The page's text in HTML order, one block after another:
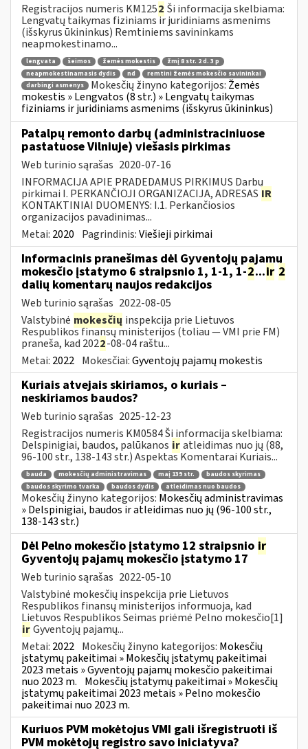
Registracijos numeris KM1252 Ši informacija skelbiama:
Lengvatų taikymas fiziniams ir juridiniams asmenims
(išskyrus ūkininkus) Remtiniems savininkams
neapmokestinamo...
lengvata šeimos žemės mokestis
žmį 8 str. 2 d. 3 p
neapmokestinamasis dydis
nd
remtini žemės mokesčio savininkai
darbingi asmenys
Mokesčių žinyno kategorijos: Žemės
mokestis » Lengvatos (8 str.) » Lengvatų taikymas
fiziniams ir juridiniams asmenims (išskyrus ūkininkus)
Patalpų remonto darbų (administraciniuose
pastatuose Vilniuje) viešasis pirkimas
Web turinio sąrašas 2020-07-16
INFORMACIJA APIE PRADEDAMUS PIRKIMUS Darbų
pirkimai I. PERKANČIOJI ORGANIZACIJA, ADRESAS IR
KONTAKTINIAI DUOMENYS: I.1. Perkančiosios
organizacijos pavadinimas...
Metai: 2020 Pagrindinis:Viešieji pirkimai
Informacinis pranešimas dėl Gyventojų pajamų
mokesčio įstatymo 6 straipsnio 1, 1-1, 1-2...ir 2
dalių komentarų naujos redakcijos
Web turinio sąrašas 2022-08-05
Valstybinė mokesčių inspekcija prie Lietuvos
Respublikos finansų ministerijos (toliau — VMI prie FM)
praneša, kad 2022-08-04 raštu...
Metai: 2022 Mokesčiai:Gyventojų pajamų mokestis
Kuriais atvejais skiriamos, o kuriais –
neskiriamos baudos?
Web turinio sąrašas 2025-12-23
Registracijos numeris KM0584 Ši informacija skelbiama:
Delspinigiai, baudos, palūkanos iratleidimas nuo jų (88,
96-100 str., 138-143 str.) Aspektas Komentarai Kuriais...
bauda mokesčių administravimas maį 139 str.
baudos skyrimas
baudos skyrimo tvarka
baudos dydis atleidimas nuo baudos
Mokesčių žinyno kategorijos: Mokesčių administravimas
» Delspinigiai, baudos ir atleidimas nuo jų (96-100 str.,
138-143 str.)
Dėl Pelno mokesčio įstatymo 12 straipsnio ir
Gyventojų pajamų mokesčio įstatymo 17
Web turinio sąrašas 2022-05-10
Valstybinė mokesčių inspekcija prie Lietuvos
Respublikos finansų ministerijos informuoja, kad
Lietuvos Respublikos Seimas priėmė Pelno mokesčio[1]
irGyventojų pajamų...
Metai: 2022 Mokesčių žinyno kategorijos: Mokesčių
įstatymų pakeitimai » Mokesčių įstatymų pakeitimai
2023 metais » Gyventojų pajamų mokesčio pakeitimai
nuo 2023 m. Mokesčių įstatymų pakeitimai » Mokesčių
įstatymų pakeitimai 2023 metais » Pelno mokesčio
pakeitimai nuo 2023 m.
Kuriuos PVM mokėtojus VMI gali išregistruoti iš
PVM mokėtojų registro savo iniciatyva?